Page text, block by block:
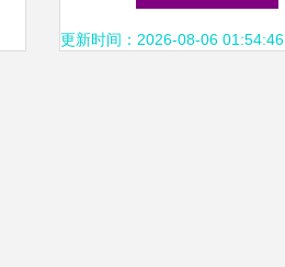
更新时间：2026-08-06 01:54:46